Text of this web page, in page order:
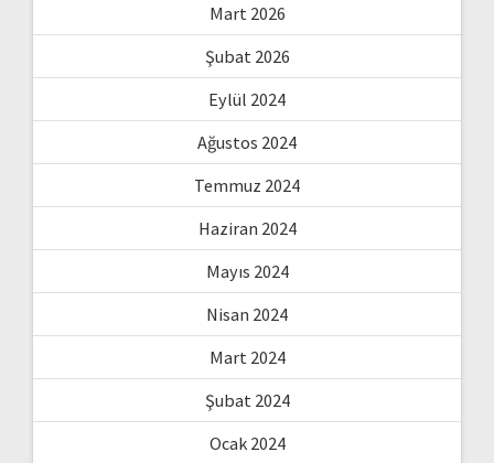
Mart 2026
Şubat 2026
Eylül 2024
Ağustos 2024
Temmuz 2024
Haziran 2024
Mayıs 2024
Nisan 2024
Mart 2024
Şubat 2024
Ocak 2024